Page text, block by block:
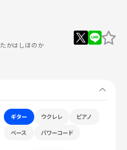
たかはしほのか
ギター ウクレレ ピアノ
ベース パワーコード